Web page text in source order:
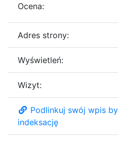
Ocena:
Adres strony:
Wyświetleń:
Wizyt:
Podlinkuj swój wpis
indeksację